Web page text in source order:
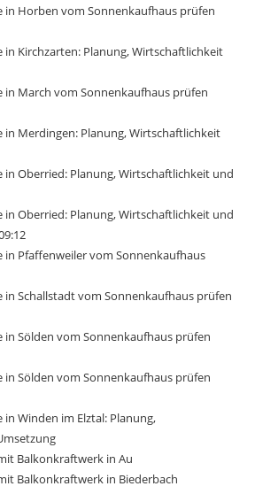
in Horben vom Sonnenkaufhaus prüfen
in Kirchzarten: Planung, Wirtschaftlichkeit
in March vom Sonnenkaufhaus prüfen
in Merdingen: Planung, Wirtschaftlichkeit
in Oberried: Planung, Wirtschaftlichkeit und
in Oberried: Planung, Wirtschaftlichkeit und
in Pfaffenweiler vom Sonnenkaufhaus
in Schallstadt vom Sonnenkaufhaus prüfen
in Sölden vom Sonnenkaufhaus prüfen
in Sölden vom Sonnenkaufhaus prüfen
Winden im Elztal: Planung,
Balkonkraftwerk in Au
Balkonkraftwerk in Biederbach